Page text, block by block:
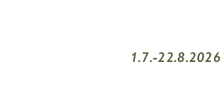
1.7.-22.8.2026